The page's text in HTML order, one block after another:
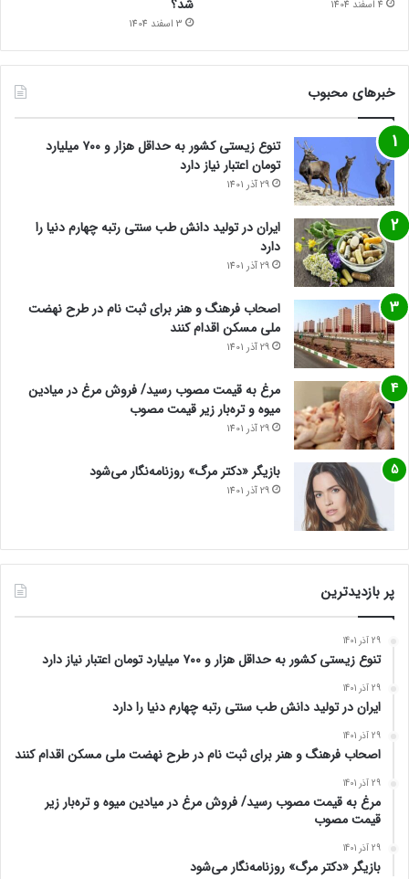
4 اسفند 1404 شد؟
3 اسفند 1404
خبرهای محبوب
تنوع زیستی کشور به حداقل هزار و ۷۰۰ میلیارد
تومان اعتبار نیاز دارد
29 آذر 1401
ایران در تولید دانش طب سنتی رتبه چهارم دنیا را
دارد
29 آذر 1401
اصحاب فرهنگ و هنر برای ثبت نام در طرح نهضت
ملی مسکن اقدام کنند
29 آذر 1401
مرغ به قیمت مصوب رسید/ فروش مرغ در میادین
میوه و تره‌بار زیر قیمت مصوب
29 آذر 1401
بازیگر «دکتر مرگ» روزنامه‌نگار می‌شود
29 آذر 1401
پر بازدیدترین
29 آذر 1401
تنوع زیستی کشور به حداقل هزار و ۷۰۰ میلیارد تومان اعتبار نیاز دارد
29 آذر 1401
ایران در تولید دانش طب سنتی رتبه چهارم دنیا را دارد
29 آذر 1401
اصحاب فرهنگ و هنر برای ثبت نام در طرح نهضت ملی مسکن اقدام کنند
29 آذر 1401
مرغ به قیمت مصوب رسید/ فروش مرغ در میادین میوه و تره‌بار زیر
قیمت مصوب
29 آذر 1401
بازیگر «دکتر مرگ» روزنامه‌نگار می‌شود